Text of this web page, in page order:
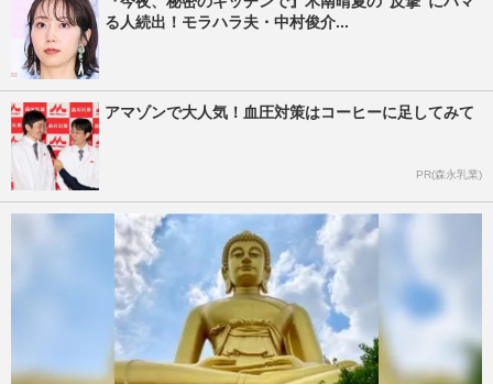
る人続出！モラハラ夫・中村俊介...
アマゾンで大人気！血圧対策はコーヒーに足してみて
PR(森永乳業)